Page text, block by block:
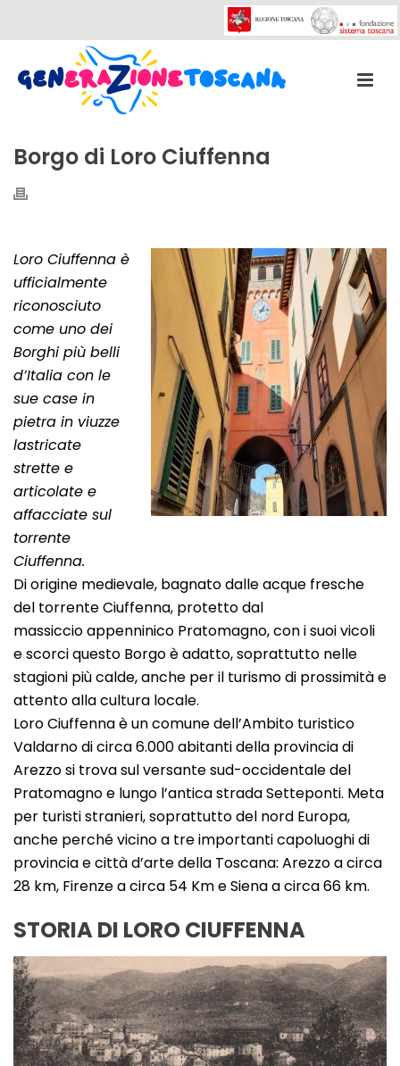
Borgo di Loro Ciuffenna
Loro Ciuffenna è
ufficialmente
riconosciuto
come uno dei
Borghi più belli
d’Italia con le
sue case in
pietra in viuzze
lastricate
strette e
articolate e
affacciate sul
torrente
Ciuffenna.
Di origine medievale, bagnato dalle acque fresche
del torrente Ciuffenna, protetto dal
massiccio appenninico Pratomagno, con i suoi vicoli
e scorci questo Borgo è adatto, soprattutto nelle
stagioni più calde, anche per il turismo di prossimità e
attento alla cultura locale.
Loro Ciuffenna è un comune dell’Ambito turistico
Valdarno di circa 6.000 abitanti della provincia di
Arezzo si trova sul versante sud-occidentale del
Pratomagno e lungo l’antica strada Setteponti. Meta
per turisti stranieri, soprattutto del nord Europa,
anche perché vicino a tre importanti capoluoghi di
provincia e città d’arte della Toscana: Arezzo a circa
28 km, Firenze a circa 54 Km e Siena a circa 66 km.
STORIA DI LORO CIUFFENNA